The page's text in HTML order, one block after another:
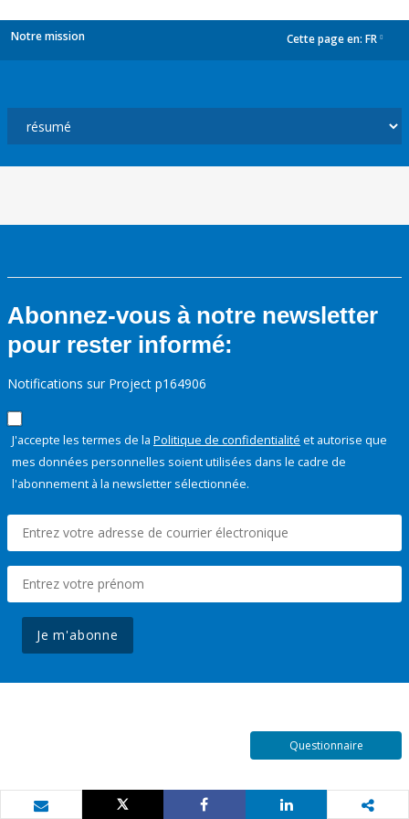
Notre mission Cette page en: FR
Abonnez-vous à notre newsletter
pour rester informé:
Notifications sur Project p164906
J'accepte les termes de la Politique de confidentialité et autorise que
mes données personnelles soient utilisées dans le cadre de
l'abonnement à la newsletter sélectionnée.
Je m'abonne
Questionnaire